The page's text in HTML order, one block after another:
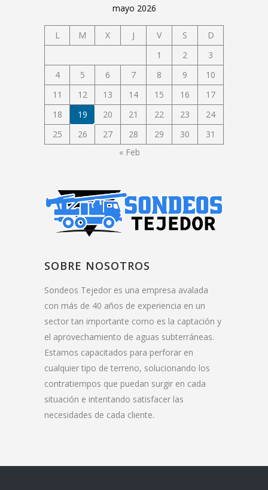
mayo 2026
L M X J V S
D
1
2
3
4
5 6 7 8 9
10
11
12 13 14 15 16
17
18
19 20 21 22 23
24
25
26 27 28 29 30
31
« Feb
SOBRE NOSOTROS
Sondeos Tejedor es una empresa avalada
con más de 40 años de experiencia en un
sector tan importante como es la captación y
el aprovechamiento de aguas subterráneas.
Estamos capacitados para perforar en
cualquier tipo de terreno, solucionando los
contratiempos que puedan surgir en cada
situación e intentando satisfacer las
necesidades de cada cliente.